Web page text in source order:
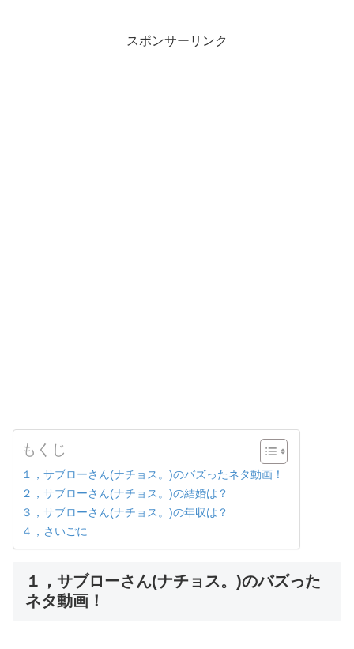
スポンサーリンク
もくじ
１，サブローさん(ナチョス。)のバズったネタ動画！
２，サブローさん(ナチョス。)の結婚は？
３，サブローさん(ナチョス。)の年収は？
４，さいごに
１，サブローさん(ナチョス。)のバズった
ネタ動画！